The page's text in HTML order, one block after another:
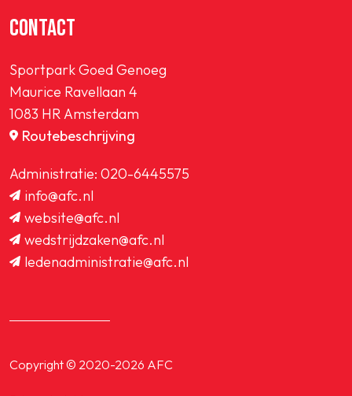
CONTACT
Sportpark Goed Genoeg
Maurice Ravellaan 4
1083 HR Amsterdam
Routebeschrijving
Administratie: 020-6445575
info@afc.nl
website@afc.nl
wedstrijdzaken@afc.nl
ledenadministratie@afc.nl
Copyright © 2020-2026 AFC